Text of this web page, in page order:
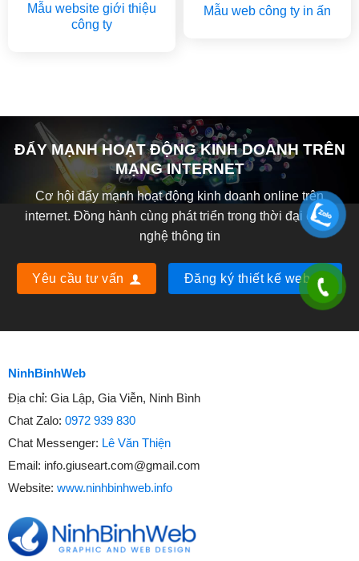
Mẫu website giới thiệu
công ty
Mẫu web công ty in ấn
ĐẨY MẠNH HOẠT ĐỘNG KINH DOANH TRÊN
MẠNG INTERNET
Cơ hội đẩy mạnh hoạt động kinh doanh online trên
internet. Đồng hành cùng phát triển trong thời đại công
nghệ thông tin
Yêu cầu tư vấn Đăng ký thiết kế web
NinhBinhWeb
Địa chỉ: Gia Lập, Gia Viễn, Ninh Bình
Chat Zalo: 0972 939 830
Chat Messenger: Lê Văn Thiện
Email: info.giuseart.com@gmail.com
Website: www.ninhbinhweb.info